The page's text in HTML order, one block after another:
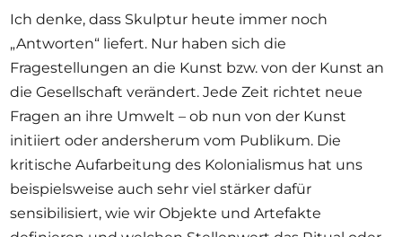
Ich denke, dass Skulptur heute immer noch
„Antworten“ liefert. Nur haben sich die
Fragestellungen an die Kunst bzw. von der Kunst an
die Gesellschaft verändert. Jede Zeit richtet neue
Fragen an ihre Umwelt – ob nun von der Kunst
initiiert oder andersherum vom Publikum. Die
kritische Aufarbeitung des Kolonialismus hat uns
beispielsweise auch sehr viel stärker dafür
sensibilisiert, wie wir Objekte und Artefakte